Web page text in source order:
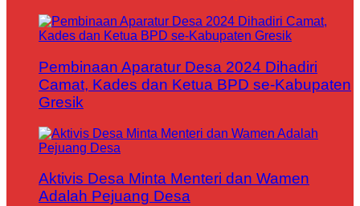
Pembinaan Aparatur Desa 2024 Dihadiri
Camat, Kades dan Ketua BPD se-Kabupaten
Gresik
Aktivis Desa Minta Menteri dan Wamen
Adalah Pejuang Desa